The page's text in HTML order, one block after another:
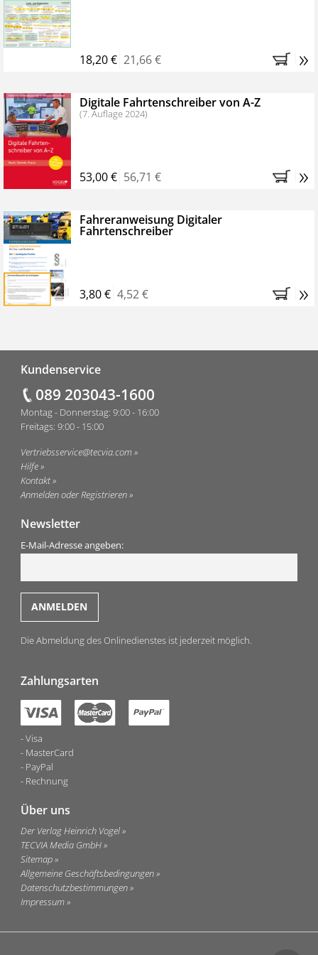
Bestellen Sie jetzt das VerkehrsRundschau Profipaket im
Kennenlern-Abo für zwei Monate (inkl. der derzeitig
Monaten brauchen Sie nichts weiter tun, das
Abonnement endet automatisch, es entstehen keine
weiteren Verpflichtungen.
18,20 € 21,66 € »
Digitale Fahrtenschreiber von A-Z
(7. Auflage 2024)
53,00 € 56,71 € »
Fahreranweisung Digitaler
Fahrtenschreiber
3,80 € 4,52 € »
Kundenservice
089 203043-1600
Montag - Donnerstag: 9:00 - 16:00
Freitags: 9:00 - 15:00
Vertriebsservice@tecvia.com
Hilfe
Kontakt
Anmelden oder Registrieren
Newsletter
E-Mail-Adresse angeben:
Die Abmeldung des Onlinedienstes ist jederzeit möglich.
Zahlungsarten
Visa
MasterCard
PayPal
Rechnung
Über uns
Der Verlag Heinrich Vogel
TECVIA Media GmbH
Sitemap
Allgemeine Geschäftsbedingungen
Datenschutzbestimmungen
Impressum